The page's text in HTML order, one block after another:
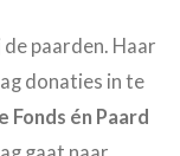
paarden. Haar
donaties in te
Fonds én Paard